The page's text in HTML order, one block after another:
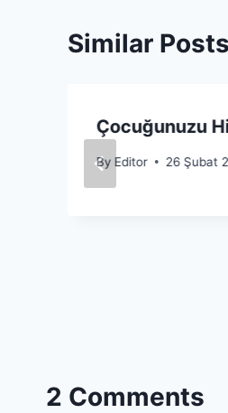
Similar Posts
Çocuğunuzu
By Editor 26 Şubat
2 Comments